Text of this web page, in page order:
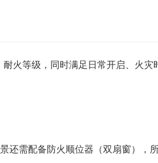
火等级，同时满足日常开启、火灾
需配备防火顺位器（双扇窗），